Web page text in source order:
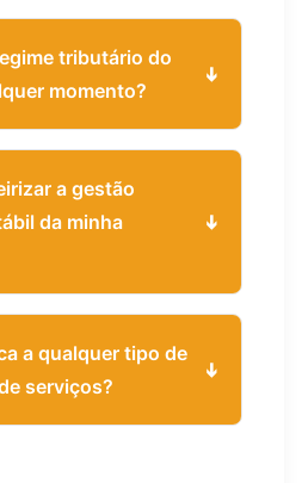
tributário do
momento?
a gestão
da minha
a qualquer tipo de
serviços?